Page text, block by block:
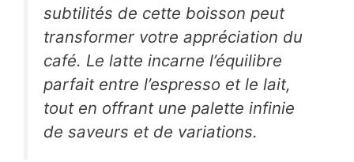
subtilités de cette boisson peut
transformer votre appréciation du
café. Le latte incarne l’équilibre
parfait entre l’espresso et le lait,
tout en offrant une palette infinie
de saveurs et de variations.